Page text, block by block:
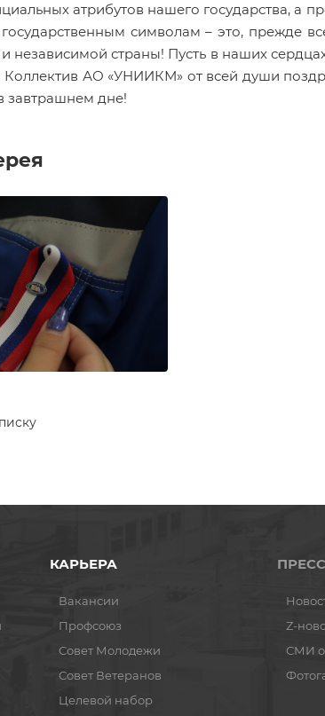
атрибутов нашего государства, а
символам – это, прежде
независимой страны! Пусть в наших
Коллектив АО «УНИИКМ» от всей души
завтрашнем дне!
КАРЬЕРА
Вакансии
Профсоюз
Совет Молодежи
Совет Ветеранов
Целевой набор
Z-
СМИ о